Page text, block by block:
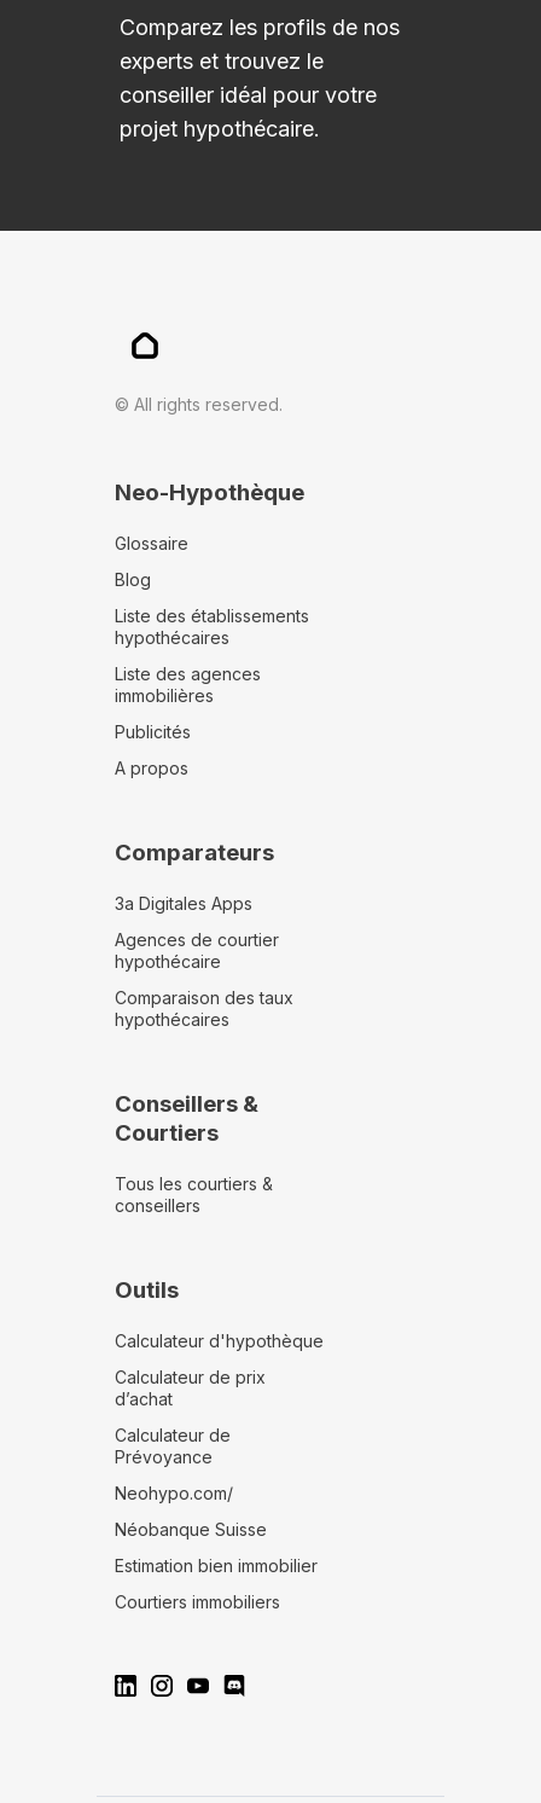
Comparez les profils de nos
experts et trouvez le
conseiller idéal pour votre
projet hypothécaire.
© All rights reserved.
Neo-Hypothèque
Glossaire
Blog
Liste des établissements
hypothécaires
Liste des agences
immobilières
Publicités
A propos
Comparateurs
3a Digitales Apps
Agences de courtier
hypothécaire
Comparaison des taux
hypothécaires
Conseillers &
Courtiers
Tous les courtiers &
conseillers
Outils
Calculateur d'hypothèque
Calculateur de prix
d’achat
Calculateur de
Prévoyance
Neohypo.com/
Néobanque Suisse
Estimation bien immobilier
Courtiers immobiliers